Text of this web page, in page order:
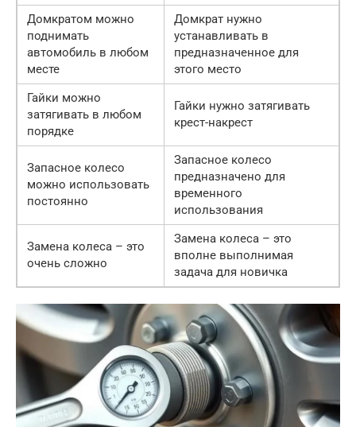
Домкратом можно
поднимать
автомобиль в любом
месте
Домкрат нужно
устанавливать в
предназначенное для
этого место
Гайки можно
затягивать в любом
порядке
Гайки нужно затягивать
крест-накрест
Запасное колесо
можно использовать
постоянно
Запасное колесо
предназначено для
временного
использования
Замена колеса – это
очень сложно
Замена колеса – это
вполне выполнимая
задача для новичка